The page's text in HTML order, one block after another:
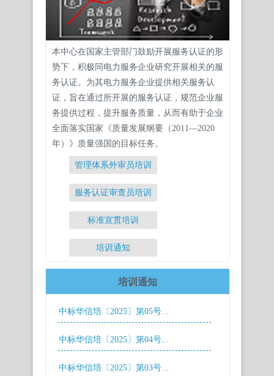
本中心在国家主管部门鼓励开展服务认证的形
势下，积极同电力服务企业研究开展相关的服
务认证。为其电力服务企业提供相关服务认
证，旨在通过所开展的服务认证，规范企业服
务提供过程，提升服务质量，从而有助于企业
全面落实国家《质量发展纲要（2011—2020
年）》质量强国的目标任务。
管理体系外审员培训
服务认证审查员培训
标准宣贯培训
培训通知
培训通知
中标华信培〔2025〕第05号...
中标华信培〔2025〕第04号...
中标华信培〔2025〕第03号...